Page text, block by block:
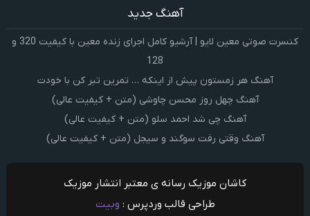
آهنگ جدید
کنسرت صوتی معین لایو | آرشیو کامل اجرای زنده معین با کیفیت 320 و
128
آهنگ هر زمستون پیش از اینکه … تمرین تبر کن با خودت
آهنگ چهل روز محسن چاوشی (متن + کیفیت عالی)
آهنگ چی شد احمد سلو (متن + کیفیت عالی)
آهنگ وقتی رفت سوگند و سیجل (متن + کیفیت عالی)
کاشان موزیک رسانه ی معتبر انتشار موزیک
طراحی قالب وردپرس : وبیت